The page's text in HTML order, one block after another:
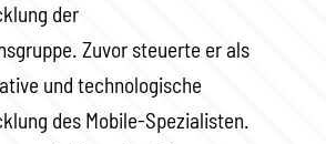
der
Zuvor steuerte er als
und technologische
des Mobile-Spezialisten.